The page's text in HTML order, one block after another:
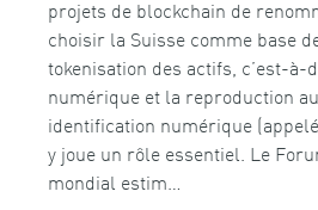
projets de blockchain de
choisir la Suisse comme base
tokenisation des actifs, c’est-
numérique et la reproduction
identification numérique
y joue un rôle essentiel. Le
mondial estim…